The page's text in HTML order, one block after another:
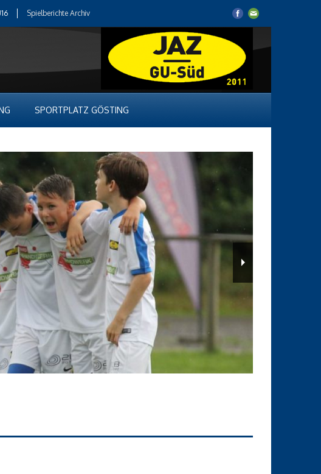
Spielberichte Archiv
SPORTPLATZ GÖSTING